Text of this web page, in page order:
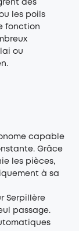
des
les poils
fonction
ou
capable
Grâce
les pièces,
à sa
Serpillère
passage.